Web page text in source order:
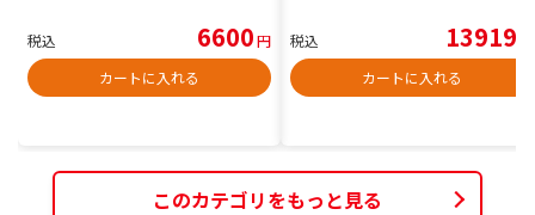
税込 6600円
カートに入れる
税込 13919
カートに入れる
このカテゴリをもっと見る